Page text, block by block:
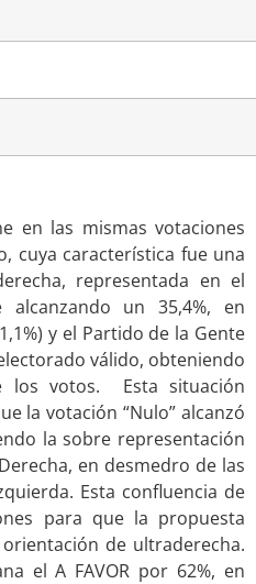
en las mismas votaciones
cuya característica fue una
representada en el
alcanzando un 35,4%, en
y el Partido de la Gente
válido, obteniendo
los votos. Esta situación
la votación “Nulo” alcanzó
la sobre representación
en desmedro de las
Esta confluencia de
para que la propuesta
de ultraderecha.
el A FAVOR por 62%, en